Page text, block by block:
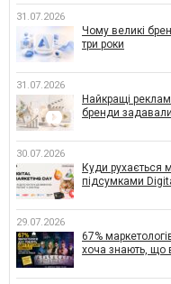
31.07.2026
Чому великі
три роки
31.07.2026
Найкращі
бренди задавали
30.07.2026
Куди рухається
підсумками
29.07.2026
67%
хоча знають, що